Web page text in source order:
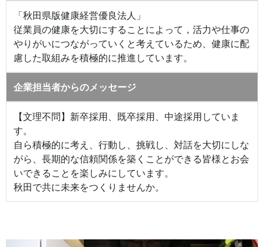
「秋田県版健康経営優良法人」
従業員の健康を大切にすることによって，活力や仕事の
やりがいにつながっていくと考えているため、健康に配
慮した取組みを積極的に推進しています。
企業担当者からのメッセージ
【文理不問】新卒採用、既卒採用、中途採用していま
す。
自ら積極的に考え、行動し、挑戦し、対話を大切にしな
がら、長期的な信頼関係を築くことができる皆様とお会
いできることを楽しみにしています。
秋田で共に未来をつくりませんか。